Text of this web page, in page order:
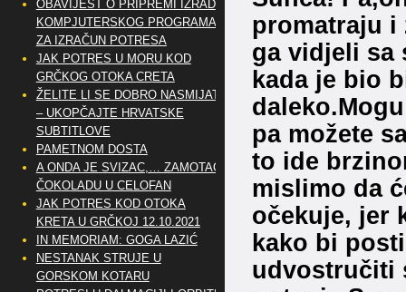
promatraju
ga vidjeli sa
kada je bio
pa možete
to ide
mislimo da
očekuje, jer
kako bi
udvostručiti
OBAVIJEST O PRIPREMI IZRADE
KOMPJUTERSKOG PROGRAMA
ZA IZRAČUN POTRESA
JAK POTRES U MORU KOD
GRČKOG OTOKA CRETA
ŽELITE LI SE DOBRO NASMIJATI
– UKOPČAJTE HRVATSKE
SUBTITLOVE
PAMETNOM DOSTA
A ONDA JE SVIZAC,… ZAMOTAO
ČOKOLADU U CELOFAN
JAK POTRES KOD OTOKA
KRETA U GRČKOJ 12.10.2021
IN MEMORIAM: GOGA LAZIĆ
NESTANAK STRUJE U
GORSKOM KOTARU